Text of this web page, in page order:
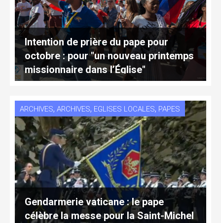
Intention de prière du pape pour
octobre : pour "un nouveau printemps
missionnaire dans l’Église"
ARCHIVES, ARCHIVES, EGLISES LOCALES, PAPES
Gendarmerie vaticane : le pape
célèbre la messe pour la Saint-Michel